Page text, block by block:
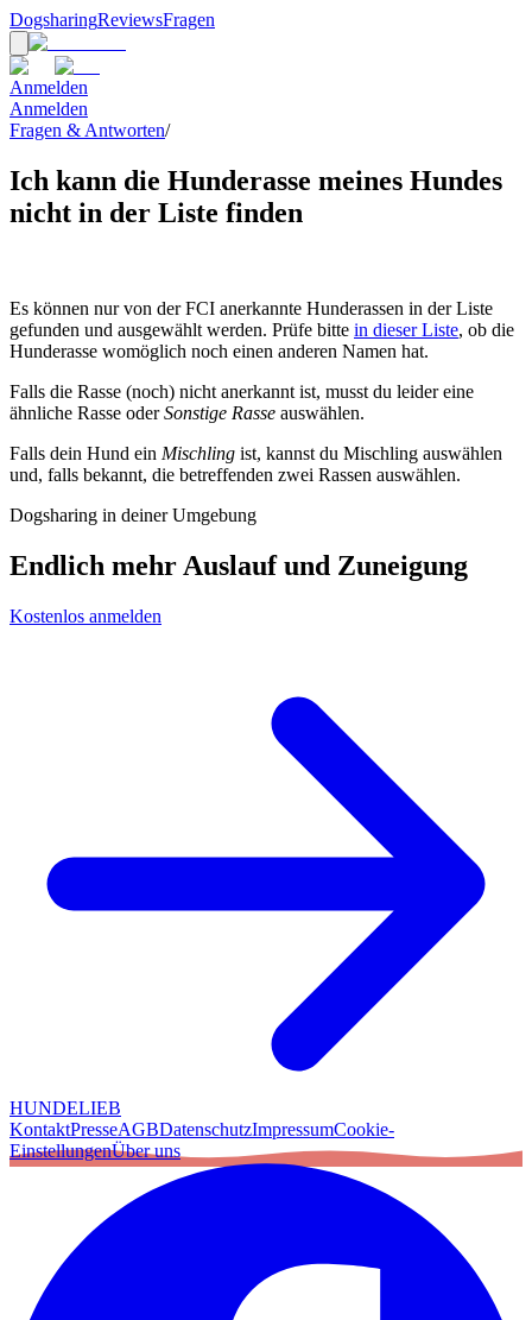
DogsharingReviewsFragen
Anmelden
Anmelden
Fragen & Antworten/
Ich kann die Hunderasse meines Hundes
nicht in der Liste finden
Es können nur von der FCI anerkannte Hunderassen in der Liste
gefunden und ausgewählt werden. Prüfe bitte in dieser Liste, ob die
Hunderasse womöglich noch einen anderen Namen hat.
Falls die Rasse (noch) nicht anerkannt ist, musst du leider eine
ähnliche Rasse oderSonstige Rasse auswählen.
Falls dein Hund ein Mischling ist, kannst du Mischling auswählen
und, falls bekannt, die betreffenden zwei Rassen auswählen.
Dogsharing in deiner Umgebung
Endlich mehr Auslauf und Zuneigung
Kostenlos anmelden
HUNDELIEB
KontaktPresseAGBDatenschutzImpressumCookie-
EinstellungenÜber uns